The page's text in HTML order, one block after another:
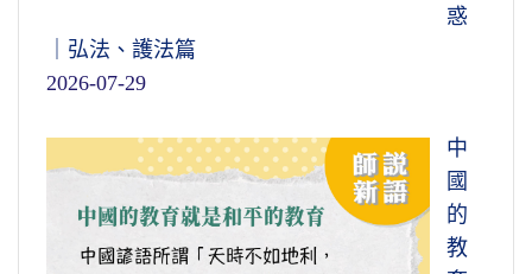
惑
｜弘法、護法篇
2026-07-29
中
國
的
教